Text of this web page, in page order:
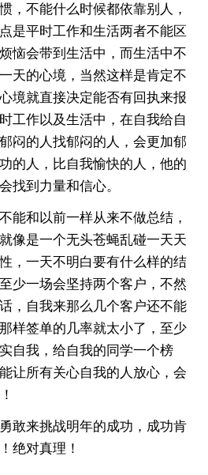
，不能什么时候都依靠别人，
是平时工作和生活两者不能区
恼会带到生活中，而生活中不
天的心境，当然这样是肯定不
境就直接决定能否有回执来报
工作以及生活中，在自我给自
闷的人找郁闷的人，会更加郁
的人，比自我愉快的人，他的
找到力量和信心。
能和以前一样从来不做总结，
像是一个无头苍蝇乱碰一天天
，一天不明白要有什么样的结
少一场会坚持两个客户，不然
，自我来那么几个客户还不能
样签单的几率就太小了，至少
自我，给自我的同学一个榜
让所有关心自我的人放心，会
敢来挑战明年的成功，成功肯
绝对真理！